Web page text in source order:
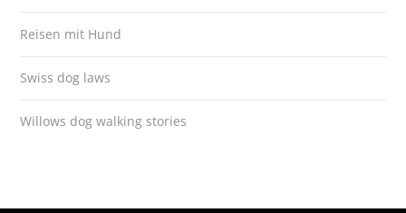
Reisen mit Hund
Swiss dog laws
Willows dog walking stories